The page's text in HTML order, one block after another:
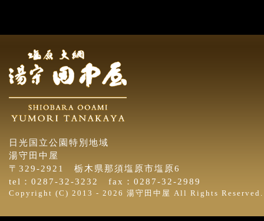
日光国立公園特別地域
湯守田中屋
〒329-2921 栃木県那須塩原市塩原6
tel：0287-32-3232 fax：0287-32-2989
Copyright (C) 2013 - 2026 湯守田中屋 All Rights Reserved.